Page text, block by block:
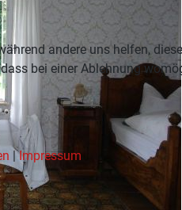
andere uns helfen,
bei einer Ablehnung
|Impressum